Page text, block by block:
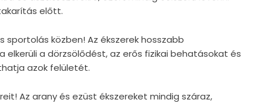
előtt.
sportolás közben! Az ékszerek hosszabb
a dörzsölődést, az erős fizikai behatásokat és
azok felületét.
Az arany és ezüst ékszereket mindig száraz,